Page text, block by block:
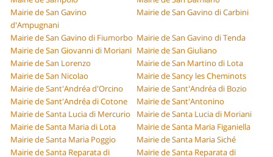
Mairie de San Gavino
d'Ampugnani
Mairie de San Gavino di Carbini
Mairie de San Gavino di Fiumorbo Mairie de San Gavino di Tenda
Mairie de San Giovanni di Moriani Mairie de San Giuliano
Mairie de San Lorenzo
Mairie de San Martino di Lota
Mairie de San Nicolao
Mairie de Sancy les Cheminots
Mairie de Sant'Andréa d'Orcino
Mairie de Sant'Andréa di Bozio
Mairie de Sant'Andréa di Cotone
Mairie de Sant'Antonino
Mairie de Santa Lucia di Mercurio
Mairie de Santa Lucia di Moriani
Mairie de Santa Maria di Lota
Mairie de Santa Maria Figaniella
Mairie de Santa Maria Poggio
Mairie de Santa Maria Siché
Mairie de Santa Reparata di
Mairie de Santa Reparata di